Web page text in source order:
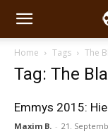
Home Tags The
Tag: The
Emmys 2015:
Maxim B. - 21.